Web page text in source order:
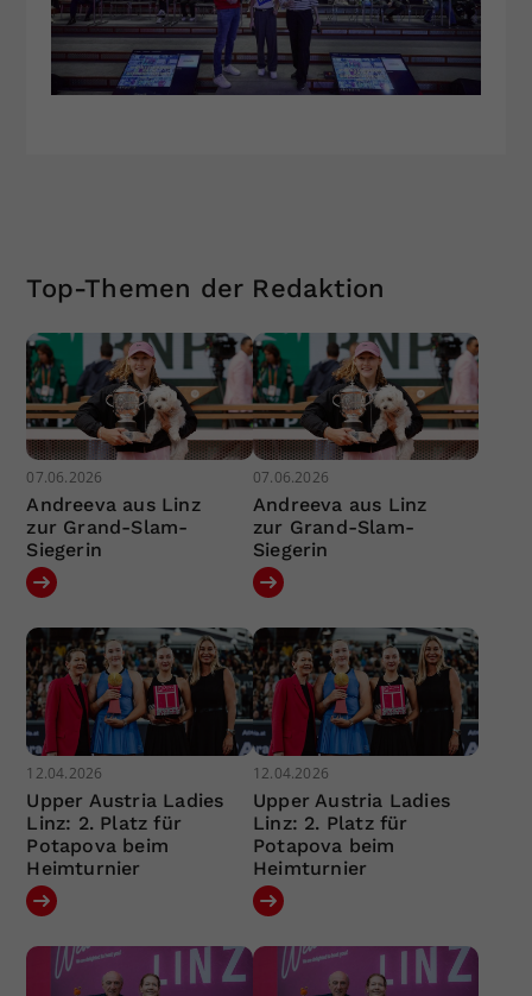
Top-Themen der Redaktion
07.06.2026
Andreeva aus Linz
zur Grand-Slam-
Siegerin
07.06.2026
Andreeva aus Linz
zur Grand-Slam-
Siegerin
12.04.2026
Upper Austria Ladies
Linz: 2. Platz für
Potapova beim
Heimturnier
12.04.2026
Upper Austria Ladies
Linz: 2. Platz für
Potapova beim
Heimturnier